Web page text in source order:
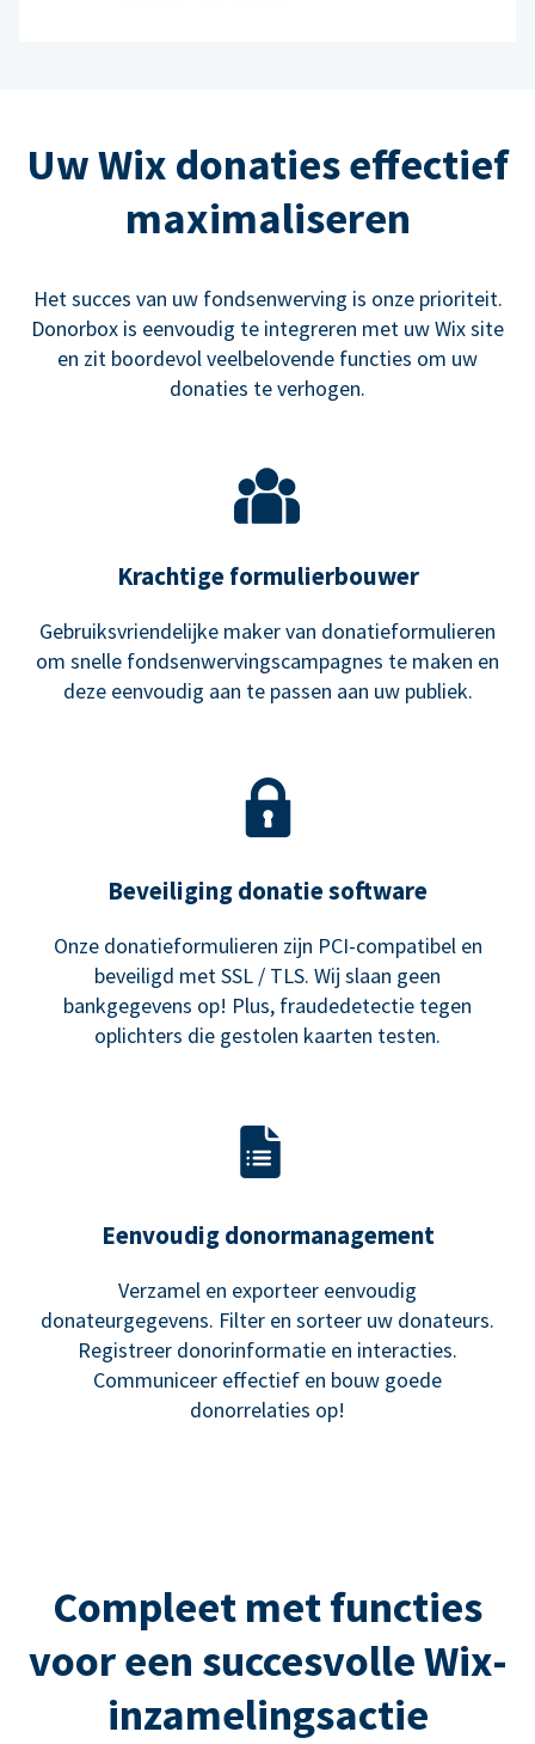
Uw Wix donaties effectief
maximaliseren
Het succes van uw fondsenwerving is onze prioriteit.
Donorbox is eenvoudig te integreren met uw Wix site
en zit boordevol veelbelovende functies om uw
donaties te verhogen.
Krachtige formulierbouwer
Gebruiksvriendelijke maker van donatieformulieren
om snelle fondsenwervingscampagnes te maken en
deze eenvoudig aan te passen aan uw publiek.
Beveiliging donatie software
Onze donatieformulieren zijn PCI-compatibel en
beveiligd met SSL / TLS. Wij slaan geen
bankgegevens op! Plus, fraudedetectie tegen
oplichters die gestolen kaarten testen.
Eenvoudig donormanagement
Verzamel en exporteer eenvoudig
donateurgegevens. Filter en sorteer uw donateurs.
Registreer donorinformatie en interacties.
Communiceer effectief en bouw goede
donorrelaties op!
Compleet met functies
voor een succesvolle Wix-
inzamelingsactie